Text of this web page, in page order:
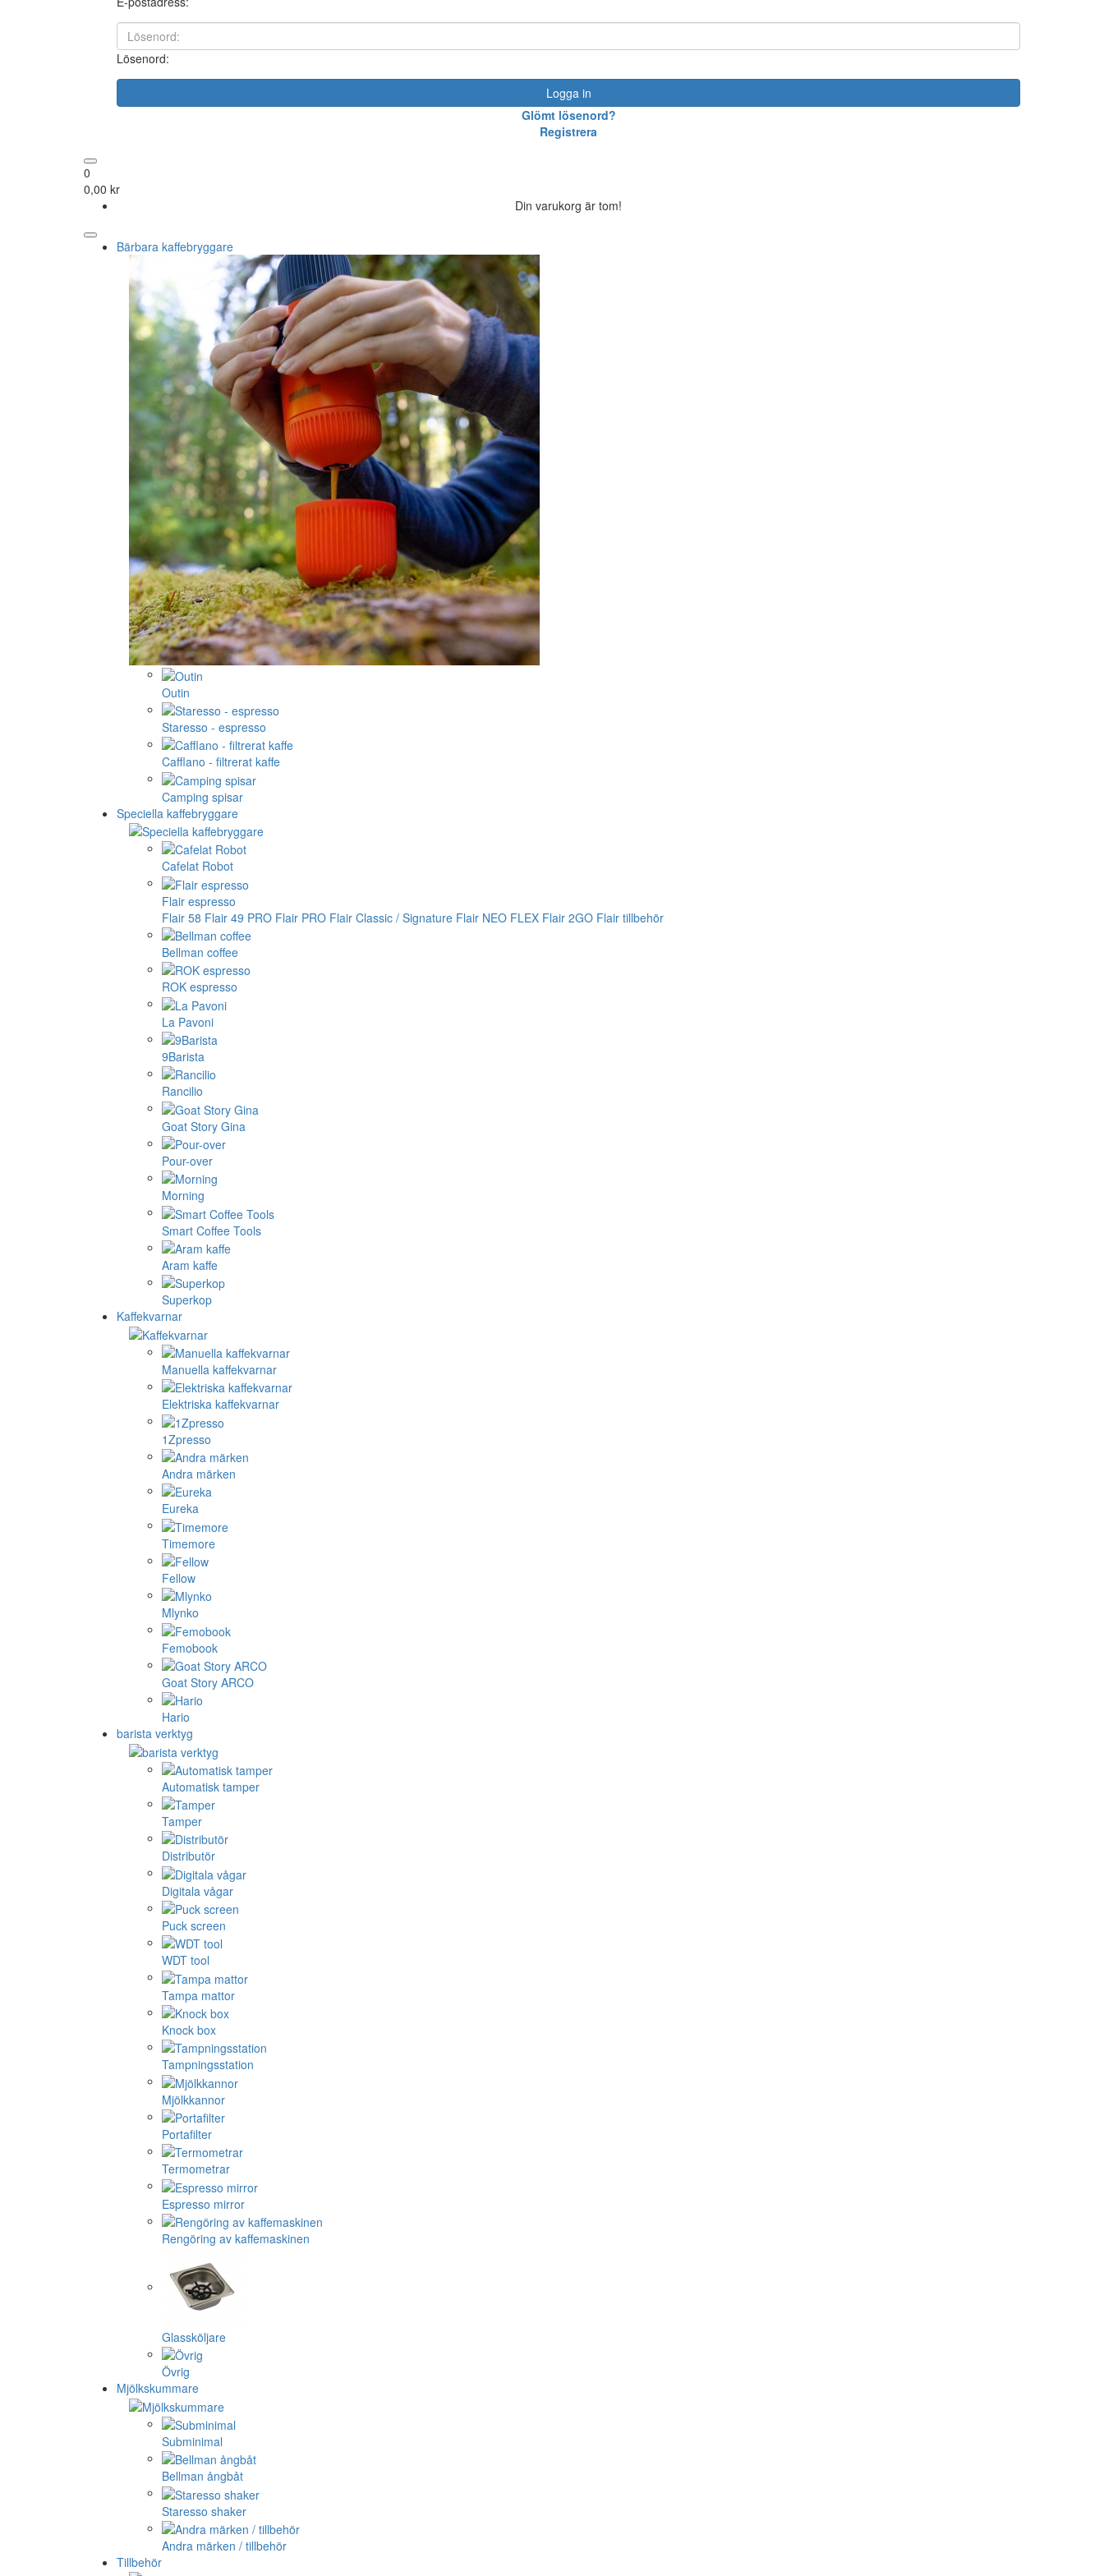
Lösenord:
Logga in
Glömt lösenord?
Registrera
0
0,00 kr
Din varukorg är tom!
Bärbara kaffebryggare
Outin
Staresso - espresso
Cafflano - filtrerat kaffe
Camping spisar
Speciella kaffebryggare
Cafelat Robot
Flair espresso
Flair 58 Flair 49 PRO Flair PRO Flair Classic / Signature Flair NEO FLEX Flair 2GO Flair tillbehör
Bellman coffee
ROK espresso
La Pavoni
9Barista
Rancilio
Goat Story Gina
Pour-over
Morning
Smart Coffee Tools
Aram kaffe
Superkop
Kaffekvarnar
Manuella kaffekvarnar
Elektriska kaffekvarnar
1Zpresso
Andra märken
Eureka
Timemore
Fellow
Mlynko
Femobook
Goat Story ARCO
Hario
barista verktyg
Automatisk tamper
Tamper
Distributör
Digitala vågar
Puck screen
WDT tool
Tampa mattor
Knock box
Tampningsstation
Mjölkkannor
Portafilter
Termometrar
Espresso mirror
Rengöring av kaffemaskinen
Glassköljare
Övrig
Mjölkskummare
Subminimal
Bellman ångbåt
Staresso shaker
Andra märken / tillbehör
Tillbehör